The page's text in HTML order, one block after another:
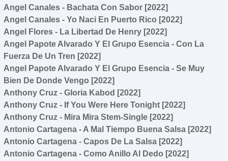
Angel Canales - Bachata Con Sabor [2022]
Angel Canales - Yo Naci En Puerto Rico [2022]
Angel Flores - La Libertad De Henry [2022]
Angel Papote Alvarado Y El Grupo Esencia - Con La
Fuerza De Un Tren [2022]
Angel Papote Alvarado Y El Grupo Esencia - Se Muy
Bien De Donde Vengo [2022]
Anthony Cruz - Gloria Kabod [2022]
Anthony Cruz - If You Were Here Tonight [2022]
Anthony Cruz - Mira Mira Stem-Single [2022]
Antonio Cartagena - A Mal Tiempo Buena Salsa [2022]
Antonio Cartagena - Capos De La Salsa [2022]
Antonio Cartagena - Como Anillo Al Dedo [2022]